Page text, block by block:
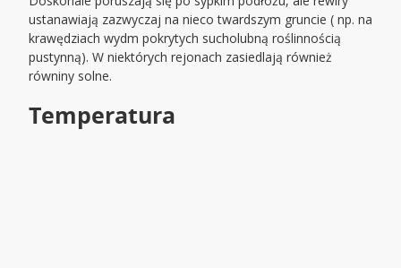
ustanawiają zazwyczaj na nieco twardszym gruncie ( np. na
krawędziach wydm pokrytych sucholubną roślinnością
pustynną). W niektórych rejonach zasiedlają również
równiny solne.
Temperatura